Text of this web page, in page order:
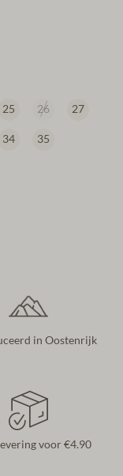
25 26 27
34 35
in Oostenrijk
voor €4.90